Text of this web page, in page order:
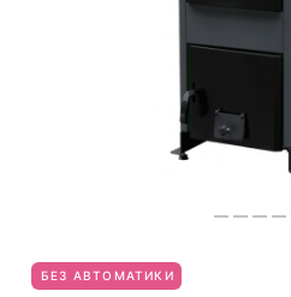
БЕЗ АВТОМАТИКИ